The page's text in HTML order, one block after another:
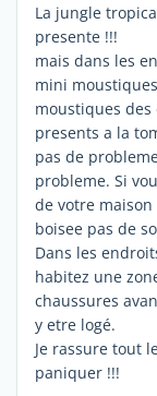
La jungle
presente !!!
mais dans les
mini
moustiques
presents a la
pas de
probleme. Si
de votre
boisee pas de
Dans les
habitez une
chaussures
y etre logé.
Je rassure tout
paniquer !!!